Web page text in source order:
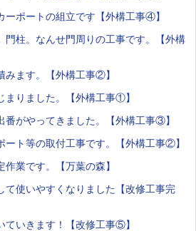
ーポートの組立です【外構工事④】
門柱。なんせ門周りの工事です。【外構
みます。【外構工事②】
まりました。【外構工事①】
番がやってきました。【外構工事③】
ート等の取付工事です。【外構工事②】
業です。【万葉の森】
て使いやすくなりました【改修工事完
ていきます！【改修工事⑤】